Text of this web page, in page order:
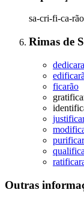
sa-cri-fi-ca-rão
Rimas de
ficarão
Outras